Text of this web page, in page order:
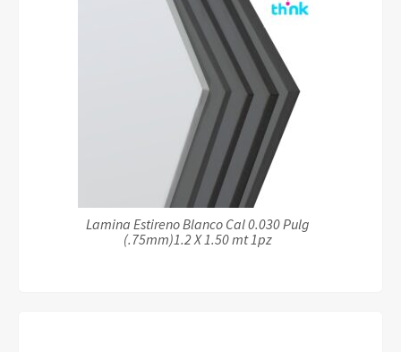
Lamina Estireno Blanco Cal 0.030 Pulg
(.75mm)1.2 X 1.50 mt 1pz